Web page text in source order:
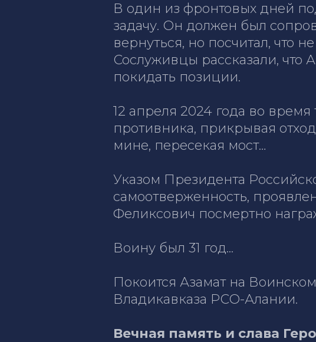
В один из фронтовых дней
задачу. Он должен был
вернуться, но посчитал, что
Сослуживцы рассказали, что
покидать позиции.
12 апреля 2024 года во
противника, прикрывая
мине, пересекая мост…
Указом Президента
самоотверженность,
Феликсович посмертно
Воину был 31 год...
Покоится Азамат на
Владикавказа РСО-Алании.
Вечная память и слава